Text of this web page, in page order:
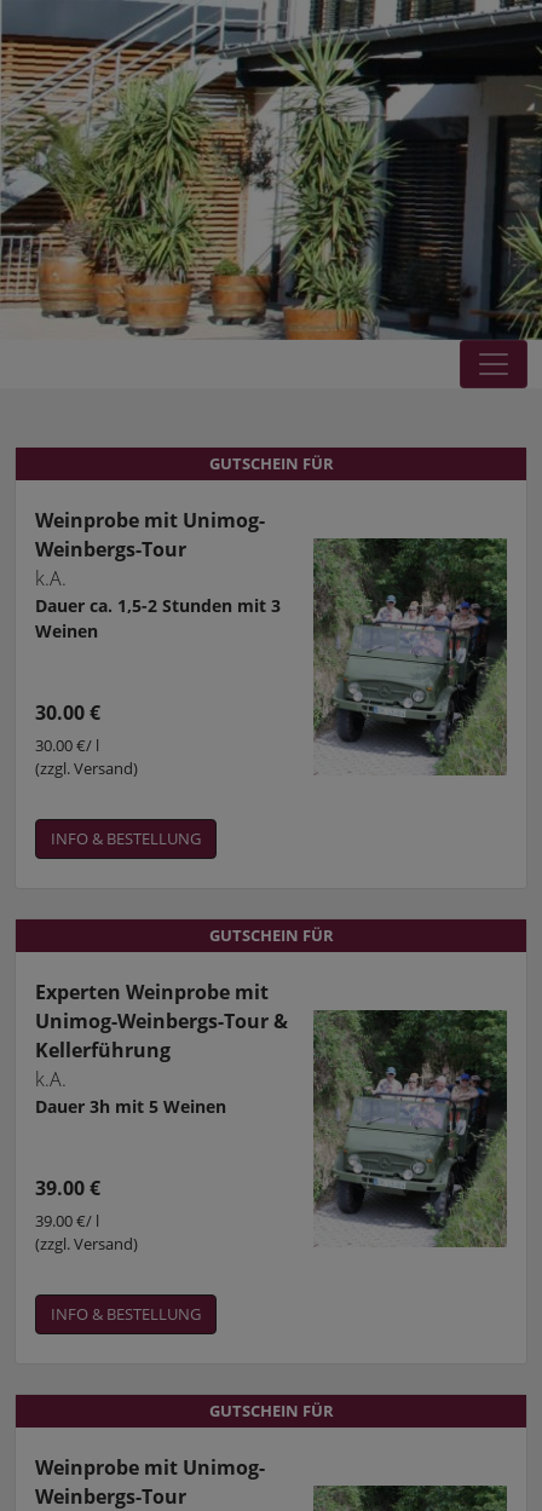
GUTSCHEIN FÜRGUTSCHEIN FÜR
Weinprobe mit Unimog-
Weinbergs-Tour
k.A.
Dauer ca. 1,5-2 Stunden mit 3
Weinen
30.00 €
30.00 €/ l
(zzgl. Versand)
INFO & BESTELLUNG
GUTSCHEIN FÜRGUTSCHEIN FÜR
Experten Weinprobe mit
Unimog-Weinbergs-Tour &
Kellerführung
k.A.
Dauer 3h mit 5 Weinen
39.00 €
39.00 €/ l
(zzgl. Versand)
INFO & BESTELLUNG
GUTSCHEIN FÜRGUTSCHEIN FÜR
Weinprobe mit Unimog-
Weinbergs-Tour